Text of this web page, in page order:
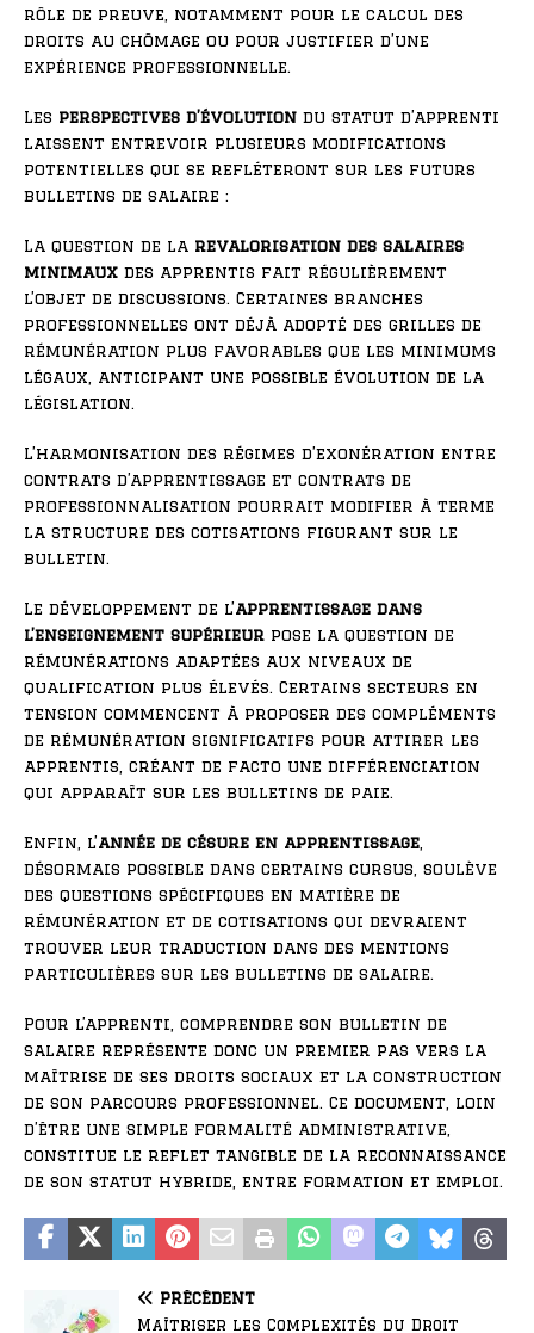
rôle de preuve, notamment pour le calcul des
droits au chômage ou pour justifier d’une
expérience professionnelle.
Les perspectives d’évolution du statut d’apprenti
laissent entrevoir plusieurs modifications
potentielles qui se refléteront sur les futurs
bulletins de salaire :
La question de la revalorisation des salaires
minimaux des apprentis fait régulièrement
l’objet de discussions. Certaines branches
professionnelles ont déjà adopté des grilles de
rémunération plus favorables que les minimums
légaux, anticipant une possible évolution de la
législation.
L’harmonisation des régimes d’exonération entre
contrats d’apprentissage et contrats de
professionnalisation pourrait modifier à terme
la structure des cotisations figurant sur le
bulletin.
Le développement de l’apprentissage dans
l’enseignement supérieur pose la question de
rémunérations adaptées aux niveaux de
qualification plus élevés. Certains secteurs en
tension commencent à proposer des compléments
de rémunération significatifs pour attirer les
apprentis, créant de facto une différenciation
qui apparaît sur les bulletins de paie.
Enfin, l’année de césure en apprentissage
désormais possible dans certains cursus, soulève
des questions spécifiques en matière de
rémunération et de cotisations qui devraient
trouver leur traduction dans des mentions
particulières sur les bulletins de salaire.
Pour l’apprenti, comprendre son bulletin de
salaire représente donc un premier pas vers la
maîtrise de ses droits sociaux et la construction
de son parcours professionnel. Ce document, loin
d’être une simple formalité administrative,
constitue le reflet tangible de la reconnaissance
de son statut hybride, entre formation et emploi.
PRÉCÉDENT
Maîtriser les Complexités du Droit